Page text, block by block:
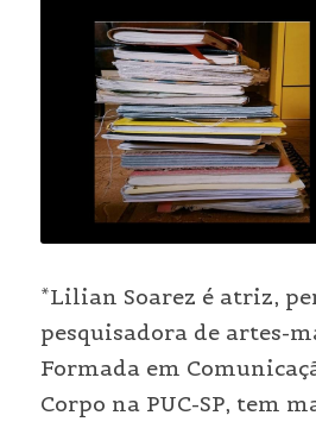
*Lilian Soarez é atriz,
pesquisadora de artes-
Formada em
Corpo na PUC-SP, tem